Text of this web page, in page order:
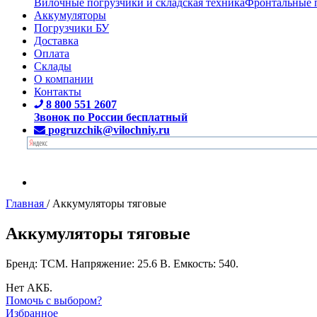
Аккумуляторы
Погрузчики БУ
Доставка
Оплата
Склады
О компании
Контакты
8 800 551 2607
Звонок по России бесплатный
pogruzchik@vilochniy.ru
Главная / Аккумуляторы тяговые
Аккумуляторы тяговые
Бренд: TCM. Напряжение: 25.6 В. Емкость: 540.
Нет АКБ.
Помочь с выбором?
Избранное